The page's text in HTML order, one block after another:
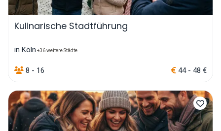
Kulinarische Stadtführung
in Köln +36 weitere Städte
8 - 16 44 - 48 €